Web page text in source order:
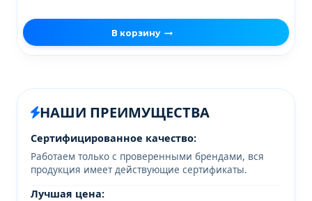
В корзину
НАШИ ПРЕИМУЩЕСТВА
Сертифицированное качество:
Работаем только с проверенными брендами, вся
продукция имеет действующие сертификаты.
Лучшая цена: